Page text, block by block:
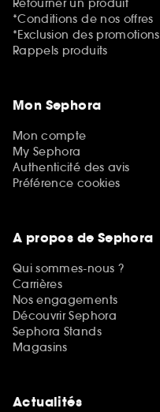
Retourner un produit
*Conditions de nos offres
*Exclusion des promotions
Rappels produits
Mon Sephora
Mon compte
My Sephora
Authenticité des avis
Préférence cookies
A propos de Sephora
Qui sommes-nous ?
Carrières
Nos engagements
Découvrir Sephora
Sephora Stands
Magasins
Actualités